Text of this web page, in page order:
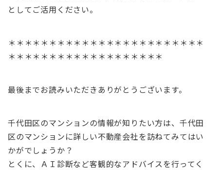
としてご活用ください。
＊＊＊＊＊＊＊＊＊＊＊＊＊＊＊＊＊＊＊＊＊＊＊＊
＊＊＊＊＊＊＊＊＊＊＊＊＊＊＊＊＊＊＊
最後までお読みいただきありがとうございます。
千代田区のマンションの情報が知りたい方は、千代田
区のマンションに詳しい不動産会社を訪ねてみてはい
かがでしょうか？
とくに、ＡＩ診断など客観的なアドバイスを行ってく